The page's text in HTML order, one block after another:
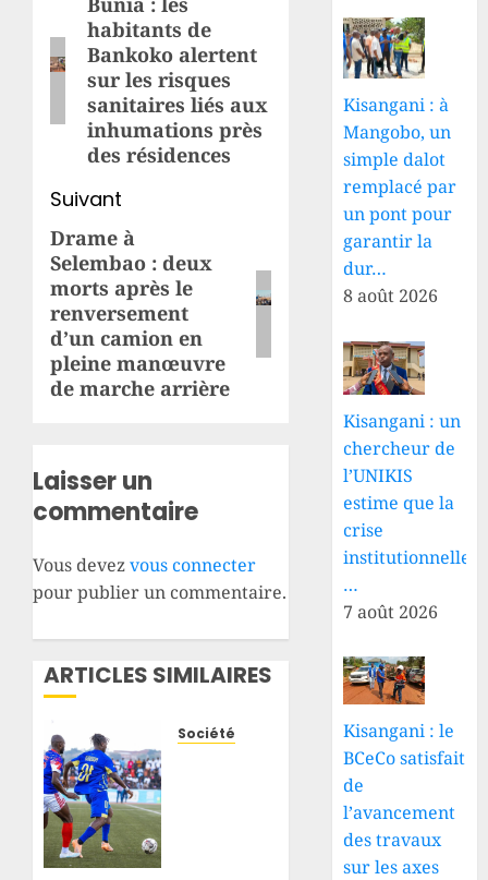
Article
précédent:
habitants de
Bankoko alertent
sur les risques
sanitaires liés aux
inhumations près
des résidences
Suivant
Article
suivant:
Drame à
Selembao : deux
morts après le
renversement
d’un camion en
pleine manœuvre
de marche arrière
Laisser un
commentaire
Vous devezvous connecter
pour publier un commentaire.
ARTICLES SIMILAIRES
Société
Kisangani : à
Mangobo, un
simple dalot
remplacé par
un pont pour
garantir la
dur…
8 août 2026
Kisangani : un
chercheur de
l’UNIKIS
estime que la
crise
institutionnelle
…
7 août 2026
Kisangani : le
BCeCo satisfait
de
l’avancement
des travaux
sur les axes